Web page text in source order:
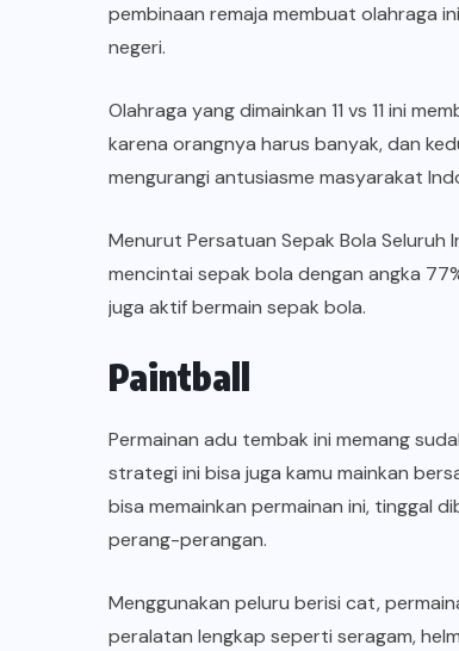
pembinaan remaja membuat olahraga
negeri.
Olahraga yang dimainkan 11 vs 11 ini
karena orangnya harus banyak, dan
mengurangi antusiasme masyarakat
Menurut Persatuan Sepak Bola Seluruh
mencintai sepak bola dengan angka
juga aktif bermain sepak bola.
Paintball
Permainan adu tembak ini memang
strategi ini bisa juga kamu mainkan
bisa memainkan permainan ini, tinggal
perang-perangan.
Menggunakan peluru berisi cat,
peralatan lengkap seperti seragam,